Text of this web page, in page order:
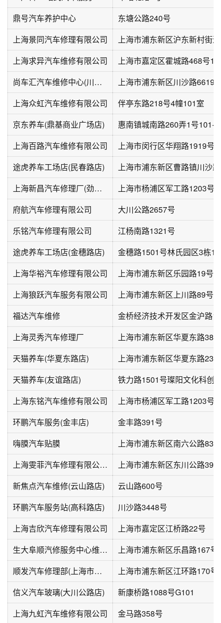
鼎号汽车养护中心
东塘公路240号
上海景同汽车修理有限公司
上海求异汽车维修有限公司
上海市嘉定区霍城路468号1
尚车汇汽车维修中心(川沙店)
上海市浦东新区川沙路6619
上海众虹汽车维修有限公司
伴亭东路218号4幢101室
京东养车(鼎基商业广场店)
惠南镇城南路260弄1号101-
上海百路汽车维修有限公司
上海市闵行区华翔路1919号
途虎养车工场店(民春路店)
上海新昌汽车修理厂(劲华店)
上海市杨浦区军工路1203号
府航汽车修理有限公司
大川公路2657号
乐铭汽车修理有限公司
江杨南路1321号
途虎养车工场店(金穗路店)
金穗路1501号林氏园区3栋
上海华裕汽车修理有限公司
上海市浦东新区乐园路19号
上海狼跃汽车服务有限公司
上海市浦东新区上川路89号
福达汽车维修
金桥经济技术开发区金沪路
上海灵秀汽车修理厂
上海市浦东新区华夏东路
天猫养车(华夏东路店)
上海市浦东新区华夏东路
天猫养车(友谊路店)
铁力路1501号璨阳文化科创
上海东铭汽车维修有限公司
上海市杨浦区军工路1203号
环鹏汽车服务(金丰店)
金丰路391号
嗨膜汽车贴膜
上海市浦东新区南六公路837
上海雯菲汽车修理有限公司(东川公路店)
上海市浦东新区东川公路
新焦点汽车维修(云山路店)
云山路600号
环鹏汽车服务站(高科路店)
川沙路3448号
上海吉欣汽车修理有限公司
上海市嘉定区江桥路22号
生大阜顺汽修服务中心维修收报废车(乐昌路店)
上海市浦东新区乐昌路167号
顺发汽车修理部(上海市浦东新区)
上海市浦东新区江环路170号
信义汽车玻璃(大川公路店)
新康桥路1088号G101
上海九虹汽车维修有限公司
金马路358号